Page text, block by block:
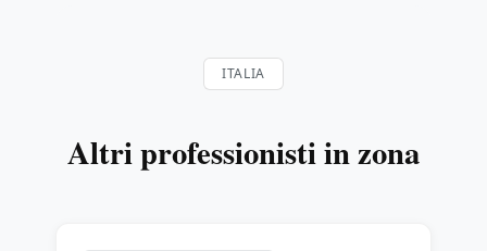
ITALIA
Altri professionisti in zona